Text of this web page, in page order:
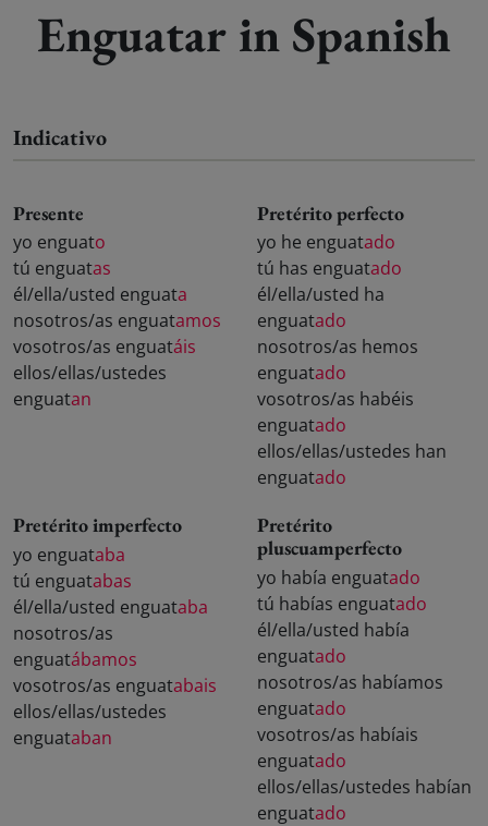
Enguatar in Spanish
Indicativo
Presente
yo enguato
tú enguatas
él/ella/usted enguata
nosotros/as enguatamos
vosotros/as enguatáis
ellos/ellas/ustedes
enguatan
Pretérito perfecto
yo he enguatado
tú has enguatado
él/ella/usted ha
enguatado
nosotros/as hemos
enguatado
vosotros/as habéis
enguatado
ellos/ellas/ustedes han
enguatado
Pretérito imperfecto
yo enguataba
tú enguatabas
él/ella/usted enguataba
nosotros/as
enguatábamos
vosotros/as enguatabais
ellos/ellas/ustedes
enguataban
Pretérito
pluscuamperfecto
yo había enguatado
tú habías enguatado
él/ella/usted había
enguatado
nosotros/as habíamos
enguatado
vosotros/as habíais
enguatado
ellos/ellas/ustedes habían
enguatado